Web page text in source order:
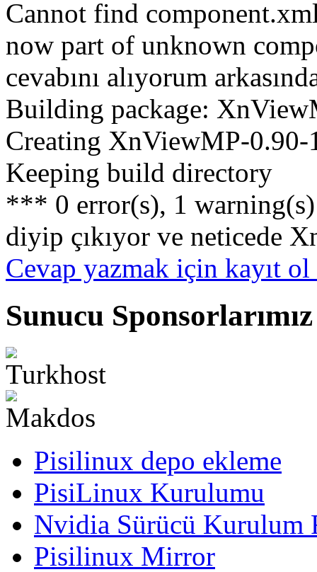
Cannot find
now part of unknown
cevabını alıyorum
Building package:
Creating XnViewMP-
Keeping build directory
*** 0 error(s), 1 warning(s)
diyip çıkıyor ve neticede
Cevap yazmak için kayıt
Sunucu Sponsorlarımız
Pisilinux depo ekleme
PisiLinux Kurulumu
Nvidia Sürücü Kurulum
Pisilinux Mirror